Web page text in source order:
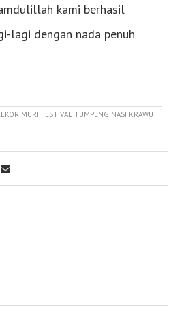
kami berhasil
lagi dengan nada penuh
MURI FESTIVAL TUMPENG NASI KRAWU